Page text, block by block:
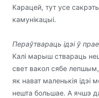
Карацей, тут усе
камунікацыі.
Пераўтвараць ідэі ў
Калі марыш ствараць
свет вакол сябе лепшым,
як нават маленькія ідэі
нешта большае. А ячшэ